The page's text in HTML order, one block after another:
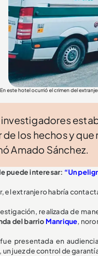
En este hotel ocurrió el crimen del
investigadores
de los hechos y
Amado Sánchez.
puede interesar: “Un
el extranjero habría
realizada de
del barrio Manrique,
presentada en
juez de control de